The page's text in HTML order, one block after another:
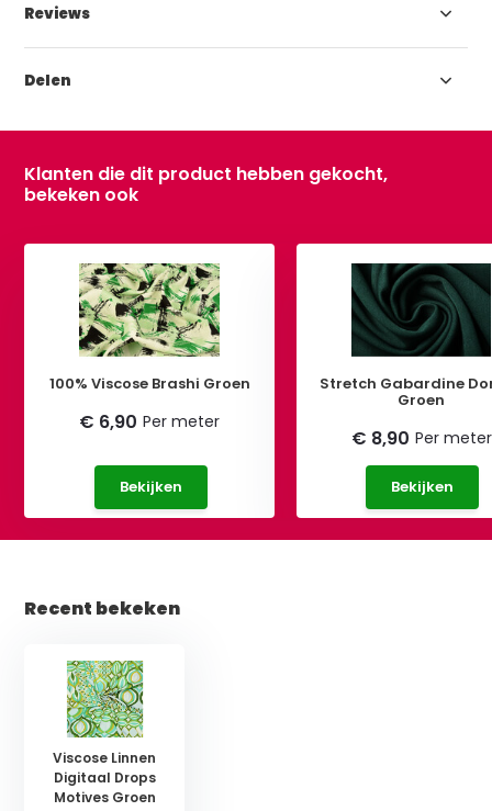
Reviews
Delen
Klanten die dit product hebben gekocht,
bekeken ook
100% Viscose Brashi Groen
€ 6,90 Per meter
Bekijken
Stretch Gabardine
Groen
€ 8,90 Per meter
Bekijken
Recent bekeken
Viscose Linnen
Digitaal Drops
Motives Groen